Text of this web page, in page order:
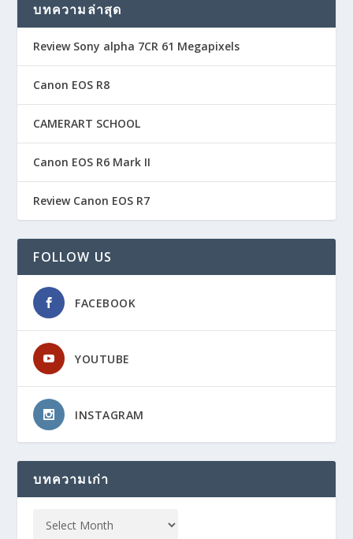
บทความล่าสุด
Review Sony alpha 7CR 61 Megapixels
Canon EOS R8
CAMERART SCHOOL
Canon EOS R6 Mark II
Review Canon EOS R7
FOLLOW US
FACEBOOK
YOUTUBE
INSTAGRAM
บทความเก่า